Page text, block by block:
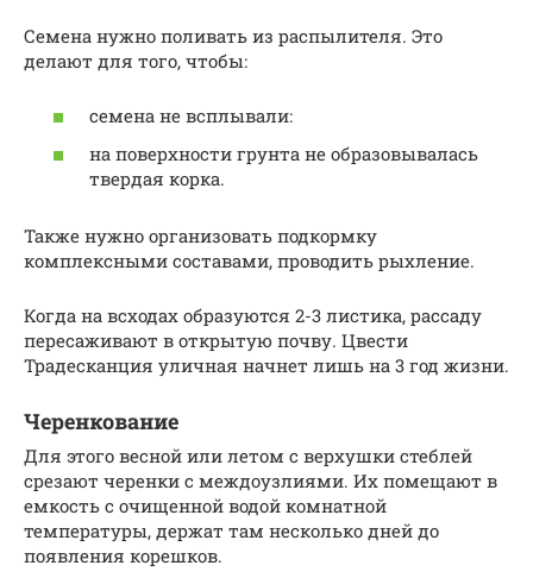
Семена нужно поливать из распылителя. Это
делают для того, чтобы:
семена не всплывали:
на поверхности грунта не образовывалась
твердая корка.
Также нужно организовать подкормку
комплексными составами, проводить рыхление.
Когда на всходах образуются 2-3 листика, рассаду
пересаживают в открытую почву. Цвести
Традесканция уличная начнет лишь на 3 год жизни.
Черенкование
Для этого весной или летом с верхушки стеблей
срезают черенки с междоузлиями. Их помещают в
емкость с очищенной водой комнатной
температуры, держат там несколько дней до
появления корешков.